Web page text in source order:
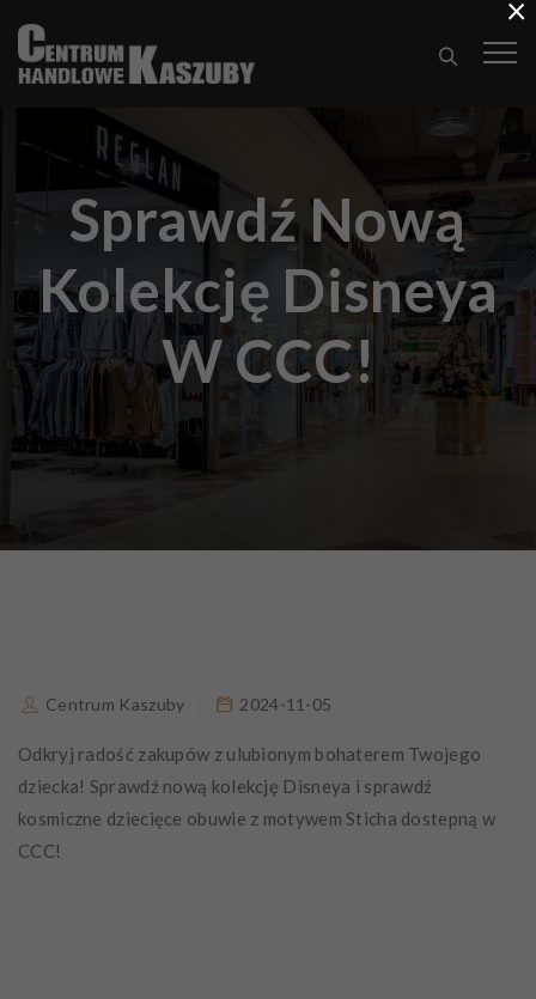
Sprawdź Nową
Kolekcję Disneya
W CCC!
Centrum Kaszuby 2024-11-05
Odkryj radość zakupów z ulubionym bohaterem Twojego
dziecka! Sprawdź nową kolekcję Disneya i sprawdź
kosmiczne dziecięce obuwie z motywem Sticha dostepną w
CCC!
×